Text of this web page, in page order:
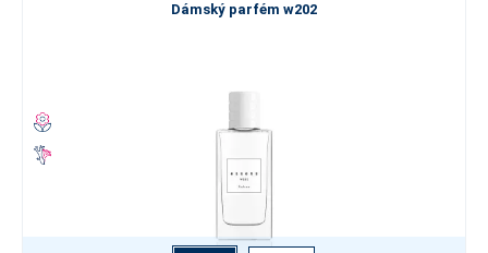
Dámský parfém w202